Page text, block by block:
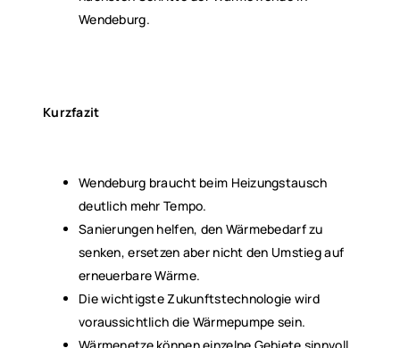
Wendeburg.
Kurzfazit
Wendeburg braucht beim Heizungstausch
deutlich mehr Tempo.
Sanierungen helfen, den Wärmebedarf zu
senken, ersetzen aber nicht den Umstieg auf
erneuerbare Wärme.
Die wichtigste Zukunftstechnologie wird
voraussichtlich die Wärmepumpe sein.